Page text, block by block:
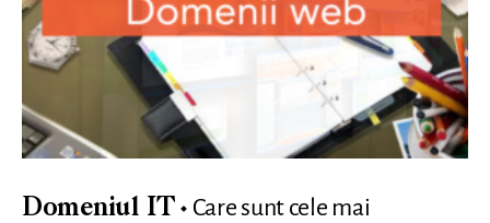
Domeniul IT
Care sunt cele mai